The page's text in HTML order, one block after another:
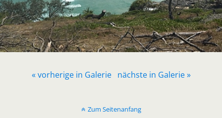
« vorherige in Galerie nächste in Galerie »
Zum Seitenanfang